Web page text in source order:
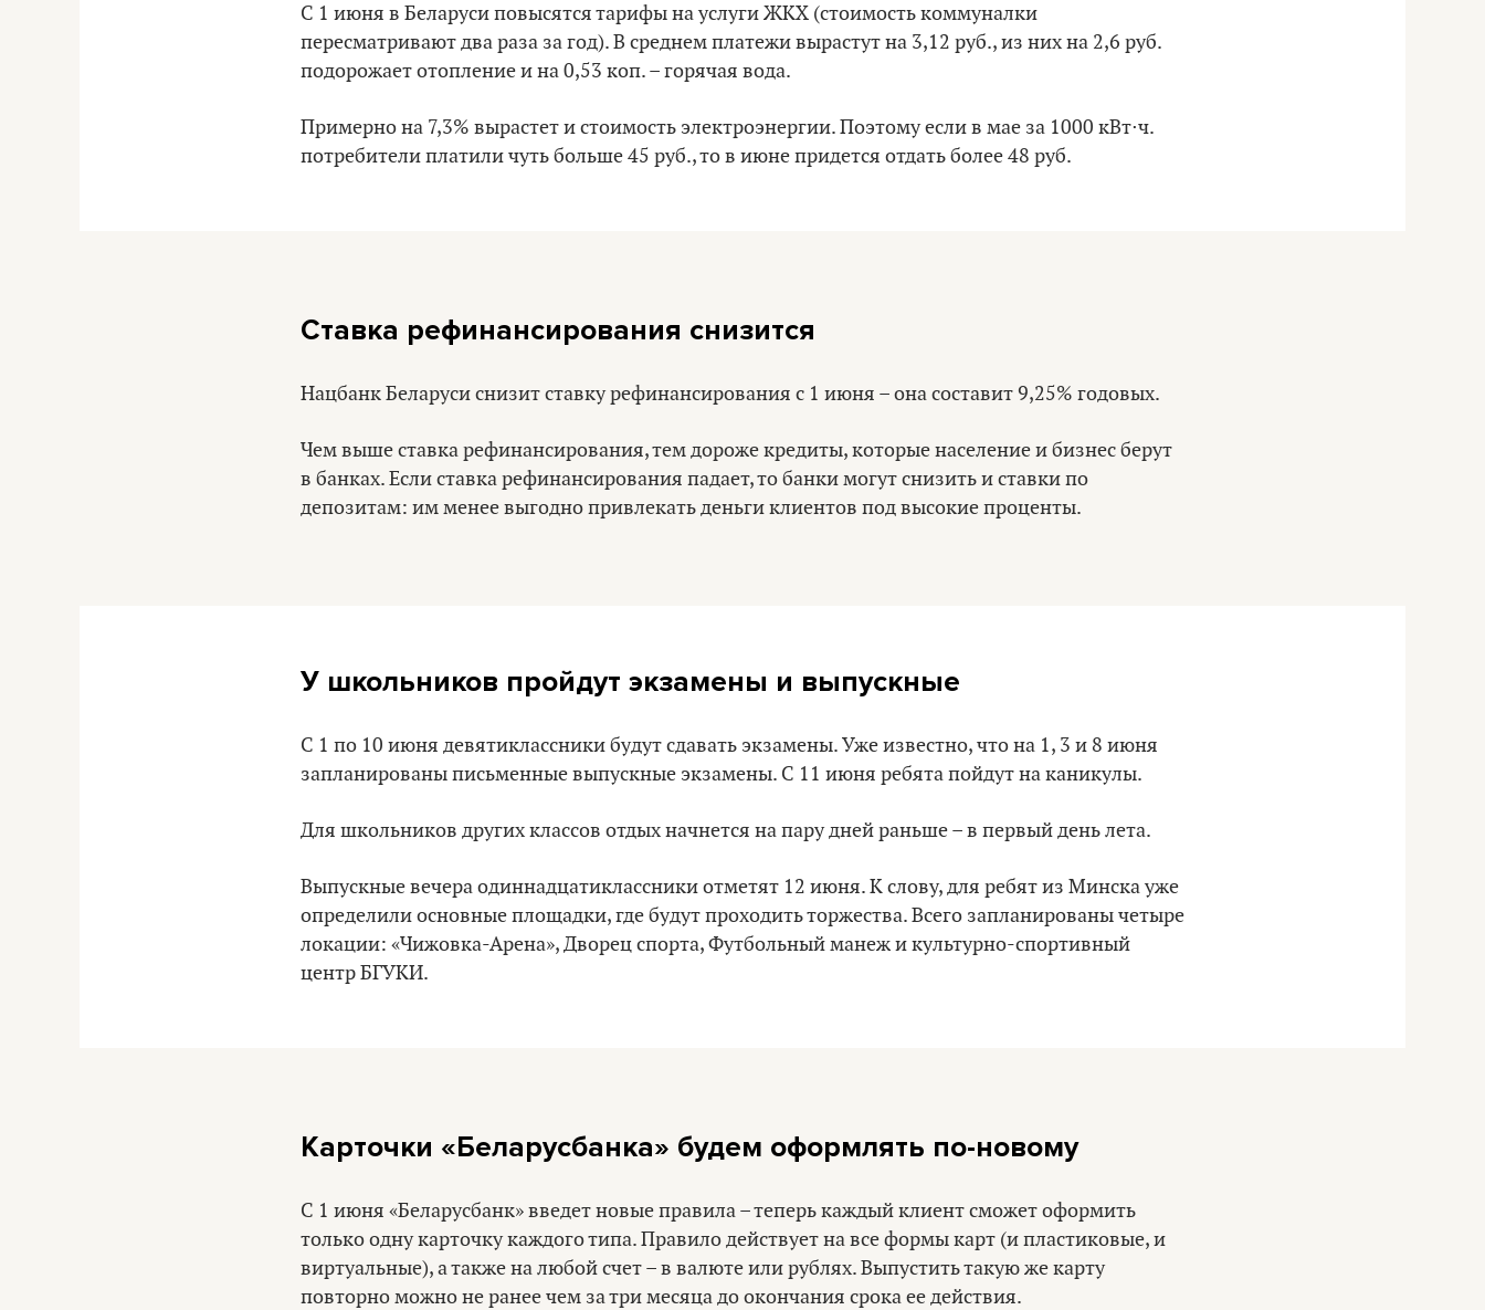
С 1 июня в Беларуси повысятся тарифы на услуги ЖКХ (стоимость коммуналки
пересматривают два раза за год). В среднем платежи вырастут на 3,12 руб., из них на 2,6 руб.
подорожает отопление и на 0,53 коп. – горячая вода.
Примерно на 7,3% вырастет и стоимость электроэнергии. Поэтому если в мае за 1000 кВт⋅ч.
потребители платили чуть больше 45 руб., то в июне придется отдать более 48 руб.
Ставка рефинансирования снизится
Нацбанк Беларуси снизит ставку рефинансирования с 1 июня – она составит 9,25% годовых.
Чем выше ставка рефинансирования, тем дороже кредиты, которые население и бизнес берут
в банках. Если ставка рефинансирования падает, то банки могут снизить и ставки по
депозитам: им менее выгодно привлекать деньги клиентов под высокие проценты.
У школьников пройдут экзамены и выпускные
С 1 по 10 июня девятиклассники будут сдавать экзамены. Уже известно, что на 1, 3 и 8 июня
запланированы письменные выпускные экзамены. С 11 июня ребята пойдут на каникулы.
Для школьников других классов отдых начнется на пару дней раньше – в первый день лета.
Выпускные вечера одиннадцатиклассники отметят 12 июня. К слову, для ребят из Минска уже
определили основные площадки, где будут проходить торжества. Всего запланированы четыре
локации: «Чижовка-Арена», Дворец спорта, Футбольный манеж и культурно-спортивный
центр БГУКИ.
Карточки «Беларусбанка» будем оформлять по-новому
С 1 июня «Беларусбанк» введет новые правила – теперь каждый клиент сможет оформить
только одну карточку каждого типа. Правило действует на все формы карт (и пластиковые, и
виртуальные), а также на любой счет – в валюте или рублях. Выпустить такую же карту
повторно можно не ранее чем за три месяца до окончания срока ее действия.